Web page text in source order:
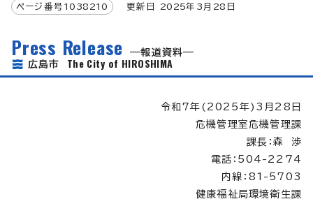
ページ番号 1038210 更新日 2025年3月 28 日
Press Release
報道資料
広島市 The City of HIROSHIMA
令和7年(2025年)3月28日
危機管理室危機管理課
課長：森 渉
電話：504-2274
内線：81-5703
健康福祉局環境衛生課